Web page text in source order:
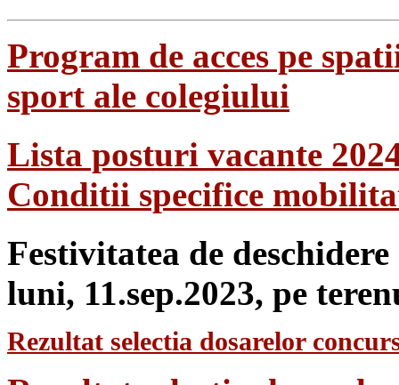
Program de acces pe
sport ale colegiului
Lista posturi vacante
Conditii specifice
Festivitatea de
luni, 11.sep.2023, pe
Rezultat selectia dosarelor